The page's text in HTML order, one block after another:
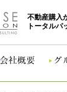
不動産購入
トータルパ